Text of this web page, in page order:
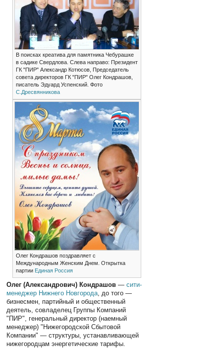
В поисках креатива для памятника Чебурашке
в садике Свердлова. Слева направо: Президент
ГК "ПИР" Александр Котюсов, Председатель
совета директоров ГК "ПИР" Олег Кондрашов,
писатель Эдуард Успенский. Фото
С.Дресвянникова
Олег Кондрашов поздравляет с
Международным Женским Днем. Открытка
партии Единая Россия
Олег (Александрович) Кондрашов —сити-
менеджер Нижнего Новгорода, до того —
бизнесмен, партийный и общественный
деятель, совладелец Группы Компаний
"ПИР", генеральный директор (наемный
менеджер) "Нижегородской Сбытовой
Компании" — структуры, устанавливающей
нижегородцам энергетические тарифы.